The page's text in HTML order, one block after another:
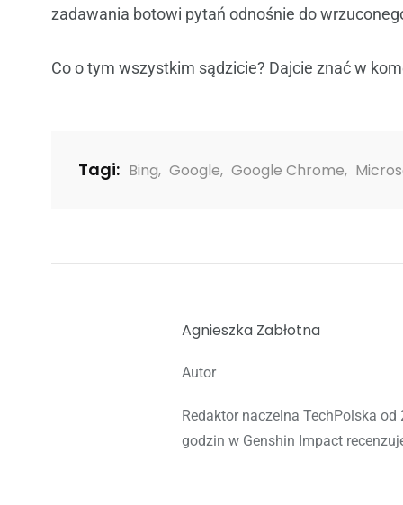
zadawania botowi pytań odnośnie do
Co o tym wszystkim sądzicie? Dajcie znać w
Tagi: Bing, Google, Google Chrome,
Agnieszka Zabłotna
Autor
Redaktor naczelna TechPolska
godzin w Genshin Impact